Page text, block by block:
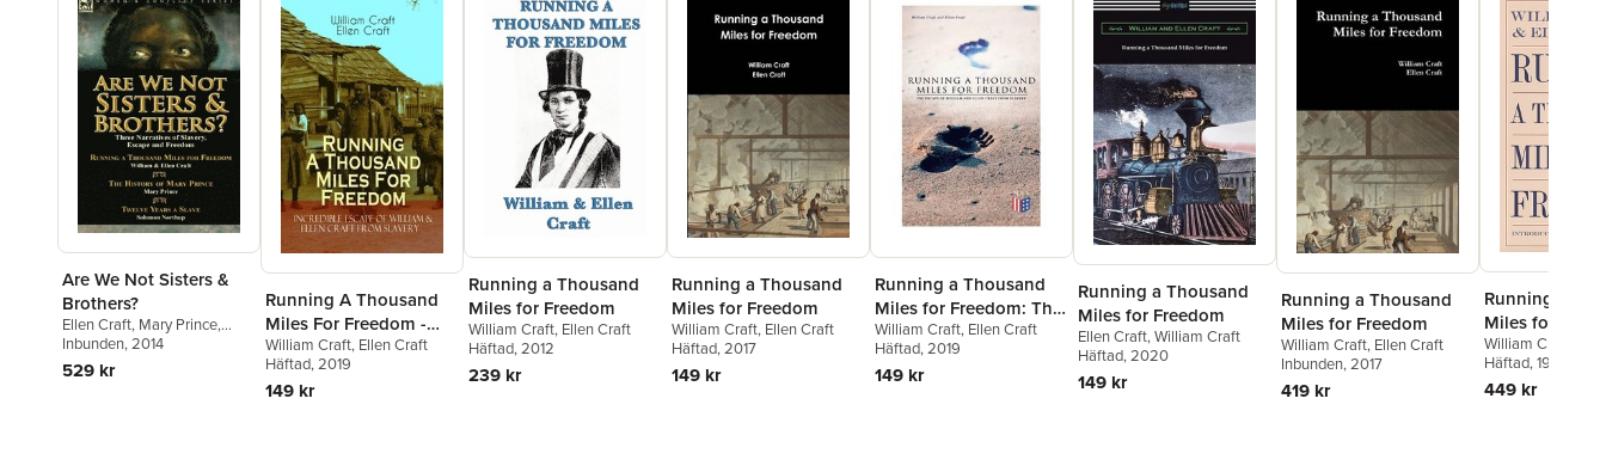
Are We Not Sisters &
Brothers?
Ellen Craft, Mary Prince,
Solomon Northup
Inbunden, 2014
529 kr
Running A Thousand
Miles For Freedom -
Incredible Escape of
William & Ellen Craft
from Slavery
William Craft, Ellen Craft
Häftad, 2019
149 kr
Running a Thousand
Miles for Freedom
William Craft, Ellen Craft
Häftad, 2012
239 kr
Running a Thousand
Miles for Freedom
William Craft, Ellen Craft
Häftad, 2017
149 kr
Running a Thousand
Miles for Freedom: The
Escape of William and
Ellen Craft From
Slavery
William Craft, Ellen Craft
Häftad, 2019
149 kr
Running a Thousand
Miles for Freedom
Ellen Craft,William Craft
Häftad, 2020
149 kr
Running a Thousand
Miles for Freedom
William Craft, Ellen Craft
Inbunden, 2017
419 kr
Running a
Miles for
William Craft
Häftad, 1999
449 kr